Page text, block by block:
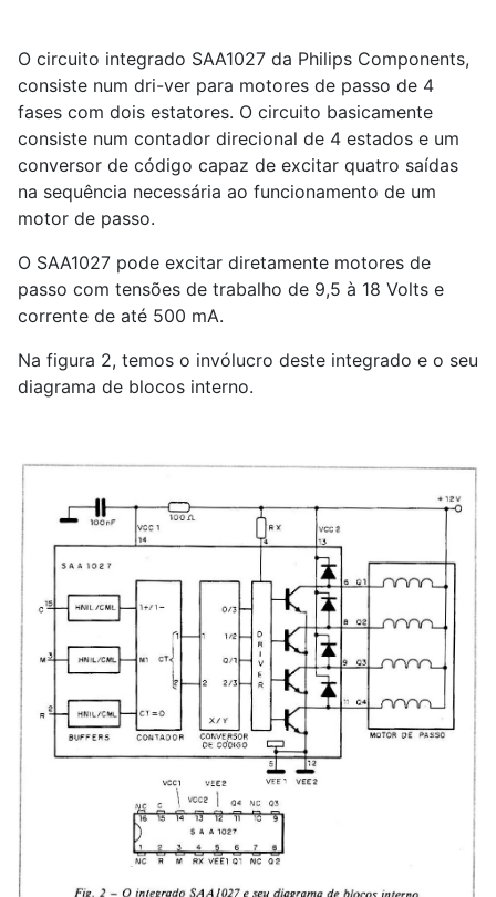
O circuito integrado SAA1027 da Philips Components,
consiste num dri-ver para motores de passo de 4
fases com dois estatores. O circuito basicamente
consiste num contador direcional de 4 estados e um
conversor de código capaz de excitar quatro saídas
na sequência necessária ao funcionamento de um
motor de passo.
O SAA1027 pode excitar diretamente motores de
passo com tensões de trabalho de 9,5 à 18 Volts e
corrente de até 500 mA.
Na figura 2, temos o invólucro deste integrado e o seu
diagrama de blocos interno.